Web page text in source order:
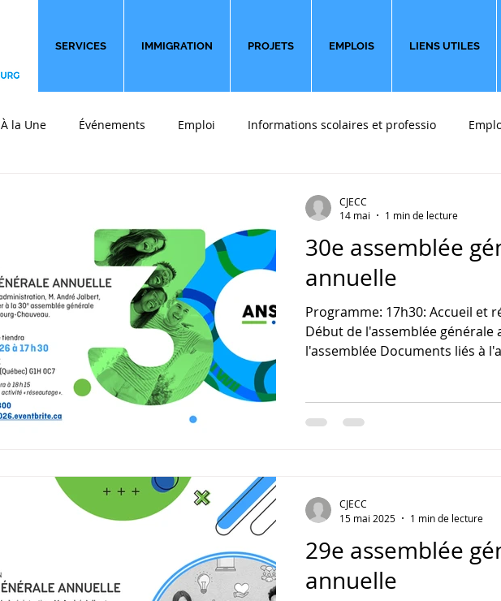
SERVICES IMMIGRATION PROJETS EMPLOIS LIENS UTILES
À la Une Événements Emploi Informations scolaires et professio
30e assemblée
annuelle
Programme: 17h30: Accueil et
Début de l'assemblée générale
l'assemblée Documents liés à
au conseil d'administration:
CJECC
14 mai
1 min de lecture
29e assemblée
annuelle
CJECC
15 mai 2025
1 min de lecture